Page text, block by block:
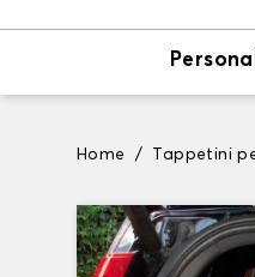
Home Tappetini